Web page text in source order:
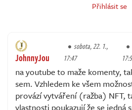
Přihlásit se
JohnnyJou
sobota, 22. 1.,
17:47
na youtube to maže komenty,
sem. Vzhledem ke všem
provází vytváření (ražba) NFT,
vlastnosti poukazují že se jedná